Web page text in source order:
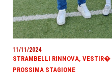
11/11/2024
STRAMBELLI RINNOVA, VESTIR�
PROSSIMA STAGIONE